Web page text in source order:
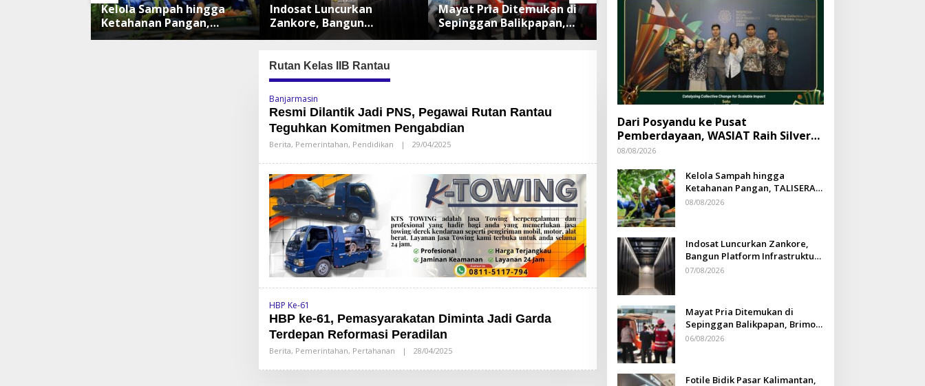
Kelola Sampah hingga
Ketahanan Pangan,
TALISERA Diguyur
Indosat Luncurkan
Zankore, Bangun
Platform Infrastruktur AI
Mayat Pria Ditemukan di
Sepinggan Balikpapan,
Brimob Lakukan
Fotile Bidik Pasar
Kalimantan, Hadirkan
Produk Premium Yang
Makin Terjangkau
Pemberdayaan, WASIAT
Raih Silver ISRA 2026
Rutan Kelas IIB Rantau
Banjarmasin
Resmi Dilantik Jadi PNS, Pegawai Rutan Rantau
Teguhkan Komitmen Pengabdian
Berita, Pemerintahan, Pendidikan | 29/04/2025O
E
H
S
A
N
D
Y
L
A
T
O
R
HBP Ke-61
HBP ke-61, Pemasyarakatan Diminta Jadi Garda
Terdepan Reformasi Peradilan
Berita, Pemerintahan, Pertahanan | 28/04/2025O
E
Dari Posyandu ke Pusat
Pemberdayaan, WASIAT Raih Silver
ISRA 2026
08/08/2026
Kelola Sampah hingga
Ketahanan Pangan, TALISERA
Diguyur Penghargaan
08/08/2026
Indosat Luncurkan Zankore,
Bangun Platform Infrastruktur
AI Terbesar di Asia Tenggara
07/08/2026
Mayat Pria Ditemukan di
Sepinggan Balikpapan, Brimob
Lakukan Pengamanan TKP
06/08/2026
Fotile Bidik Pasar Kalimantan,